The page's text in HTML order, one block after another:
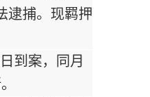
逮捕。现羁押
到案，同月